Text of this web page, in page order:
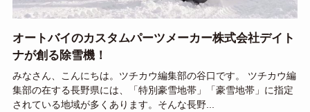
オートバイのカスタムパーツメーカー株式会社デイト
ナが創る除雪機！
みなさん、こんにちは。ツチカウ編集部の谷口です。 ツチカウ編
集部の在する長野県には、「特別豪雪地帯」「豪雪地帯」に指定
されている地域が多くあります。そんな長野...